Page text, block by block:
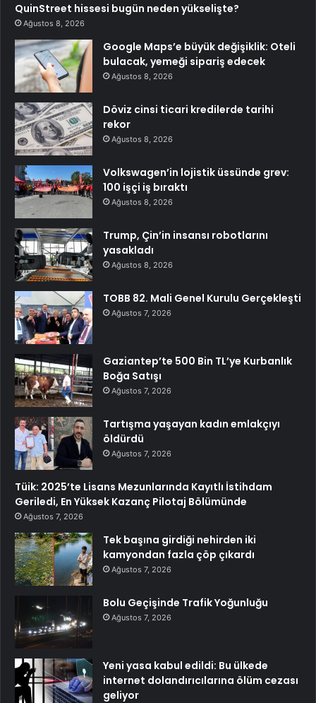
QuinStreet hissesi bugün neden yükselişte?
Ağustos 8, 2026
Google Maps’e büyük değişiklik: Oteli
bulacak, yemeği sipariş edecek
Ağustos 8, 2026
Döviz cinsi ticari kredilerde tarihi
rekor
Ağustos 8, 2026
Volkswagen’in lojistik üssünde grev:
100 işçi iş bıraktı
Ağustos 8, 2026
Trump, Çin’in insansı robotlarını
yasakladı
Ağustos 8, 2026
TOBB 82. Mali Genel Kurulu Gerçekleşti
Ağustos 7, 2026
Gaziantep’te 500 Bin TL’ye Kurbanlık
Boğa Satışı
Ağustos 7, 2026
Tartışma yaşayan kadın emlakçıyı
öldürdü
Ağustos 7, 2026
Tüik: 2025’te Lisans Mezunlarında Kayıtlı İstihdam
Geriledi, En Yüksek Kazanç Pilotaj Bölümünde
Ağustos 7, 2026
Tek başına girdiği nehirden iki
kamyondan fazla çöp çıkardı
Ağustos 7, 2026
Bolu Geçişinde Trafik Yoğunluğu
Ağustos 7, 2026
Yeni yasa kabul edildi: Bu ülkede
internet dolandırıcılarına ölüm cezası
geliyor